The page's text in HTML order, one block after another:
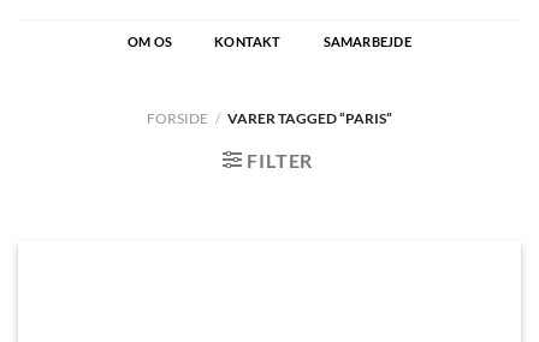
OM OS KONTAKT SAMARBEJDE
FORSIDE / VARER TAGGED “PARIS”
FILTER